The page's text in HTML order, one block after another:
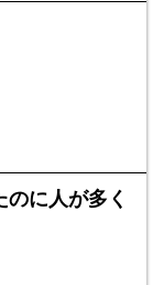
に人が多く